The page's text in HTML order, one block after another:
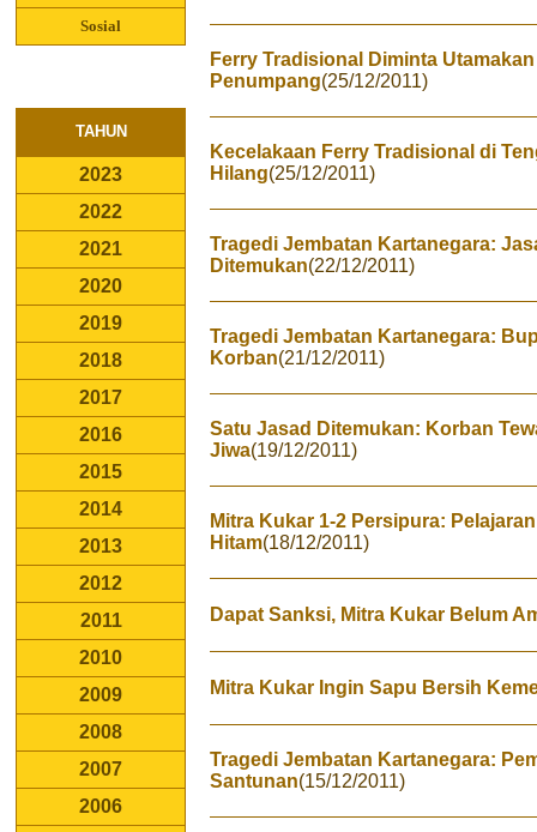
Sosial
TAHUN
2023
2022
2021
2020
2019
2018
2017
2016
2015
2014
2013
2012
2011
2010
2009
2008
2007
2006
Ferry Tradisional Diminta
Penumpang(25/12/2011)
Kecelakaan Ferry Tradisional di
Hilang(25/12/2011)
Tragedi Jembatan Kartanegara:
Ditemukan(22/12/2011)
Tragedi Jembatan Kartanegara:
Korban(21/12/2011)
Satu Jasad Ditemukan: Korban
Jiwa(19/12/2011)
Mitra Kukar 1-2 Persipura:
Hitam(18/12/2011)
Dapat Sanksi, Mitra Kukar Belum
Mitra Kukar Ingin Sapu Bersih
Tragedi Jembatan Kartanegara:
Santunan(15/12/2011)